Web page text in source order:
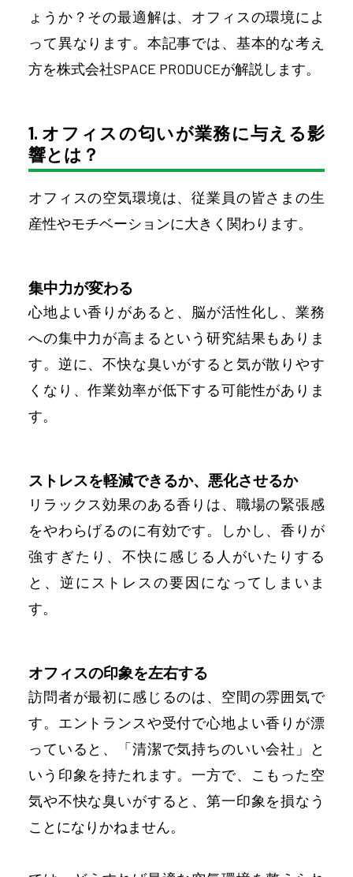
ょうか？その最適解は、オフィスの環境によ
って異なります。本記事では、基本的な考え
方を株式会社SPACE PRODUCEが解説します。
1. オフィスの匂いが業務に与える影
響とは？
オフィスの空気環境は、従業員の皆さまの生
産性やモチベーションに大きく関わります。
集中力が変わる
心地よい香りがあると、脳が活性化し、業務
への集中力が高まるという研究結果もありま
す。逆に、不快な臭いがすると気が散りやす
くなり、作業効率が低下する可能性がありま
す。
ストレスを軽減できるか、悪化させるか
リラックス効果のある香りは、職場の緊張感
をやわらげるのに有効です。しかし、香りが
強すぎたり、不快に感じる人がいたりする
と、逆にストレスの要因になってしまいま
す。
オフィスの印象を左右する
訪問者が最初に感じるのは、空間の雰囲気で
す。エントランスや受付で心地よい香りが漂
っていると、「清潔で気持ちのいい会社」と
いう印象を持たれます。一方で、こもった空
気や不快な臭いがすると、第一印象を損なう
ことになりかねません。